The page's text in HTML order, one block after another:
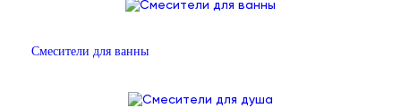
Смесители для ванны